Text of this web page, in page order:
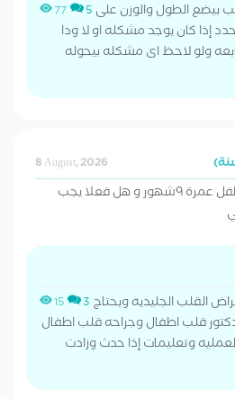
77 5 بيضع الطول والوزن على
إذا كان يوجد مشكله او لا ودا
ولو لاحظ اى مشكله بيحوله
8 August, 2026
هل رباعية فالو خطيرة لطفل عمرة ٩شهور و هل فعلا يجب
15 3 القلب الجليديه ويحتاج
قلب اطفال وجراحه قلب اطفال
وتعليمات إذا حدث وزادت